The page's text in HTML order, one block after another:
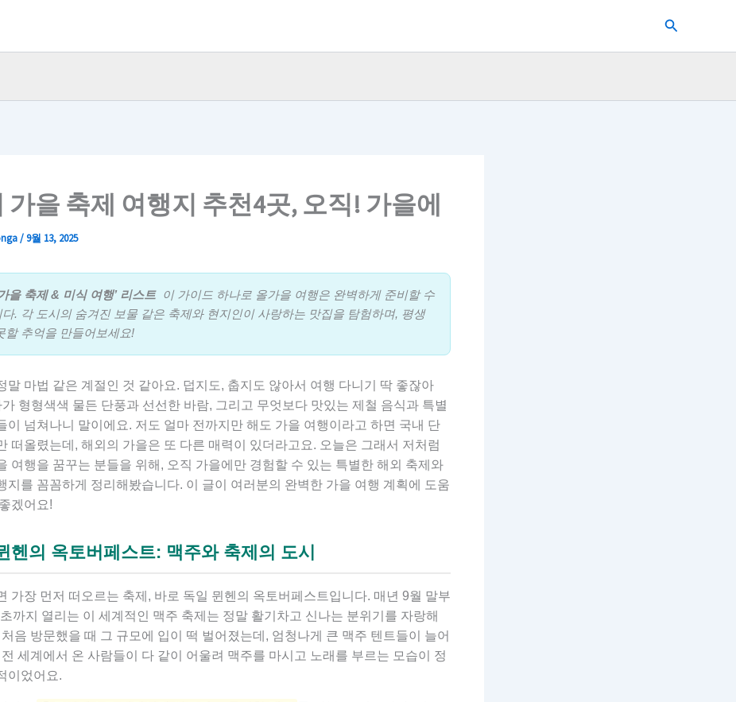
검
가을 축제 여행지 추천4곳, 오직! 가을에
/9월 13, 2025
을 축제 & 미식 여행’ 리스트 이 가이드 하나로 올가을 여행은 완벽하게 준비할 수
다. 각 도시의 숨겨진 보물 같은 축제와 현지인이 사랑하는 맛집을 탐험하며, 평생
할 추억을 만들어보세요!
말 마법 같은 계절인 것 같아요. 덥지도, 춥지도 않아서 여행 다니기 딱 좋잖아
가 형형색색 물든 단풍과 선선한 바람, 그리고 무엇보다 맛있는 제철 음식과 특별
이 넘쳐나니 말이에요. 저도 얼마 전까지만 해도 가을 여행이라고 하면 국내 단
떠올렸는데, 해외의 가을은 또 다른 매력이 있더라고요. 오늘은 그래서 저처럼
여행을 꿈꾸는 분들을 위해, 오직 가을에만 경험할 수 있는 특별한 해외 축제와
지를 꼼꼼하게 정리해봤습니다. 이 글이 여러분의 완벽한 가을 여행 계획에 도움
겠어요!
헨의 옥토버페스트: 맥주와 축제의 도시
가장 먼저 떠오르는 축제, 바로 독일 뮌헨의 옥토버페스트입니다. 매년 9월 말부
까지 열리는 이 세계적인 맥주 축제는 정말 활기차고 신나는 분위기를 자랑해
처음 방문했을 때 그 규모에 입이 떡 벌어졌는데, 엄청나게 큰 맥주 텐트들이 늘어
세계에서 온 사람들이 다 같이 어울려 맥주를 마시고 노래를 부르는 모습이 정
이었어요.